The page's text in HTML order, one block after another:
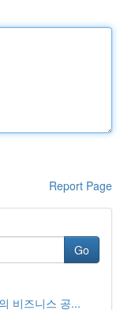
Report Page
Go
비즈니스 공...